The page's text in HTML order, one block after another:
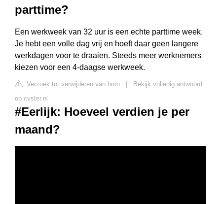
parttime?
Een werkweek van 32 uur is een echte parttime week.
Je hebt een volle dag vrij en hoeft daar geen langere
werkdagen voor te draaien. Steeds meer werknemers
kiezen voor een 4-daagse werkweek.
Verzoek tot verwijderen van bron
Bekijk volledig antwoord
op cvster.nl
#Eerlijk: Hoeveel verdien je per
maand?